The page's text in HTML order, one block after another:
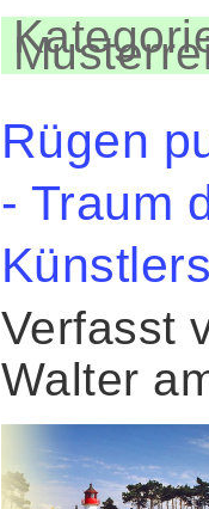
Rügen
- Traum
Verfasst
Walter